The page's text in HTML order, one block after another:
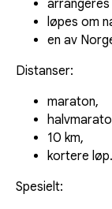
arrangeres
løpes om
en av
Distanser:
maraton,
10 km,
kortere løp.
Spesielt: